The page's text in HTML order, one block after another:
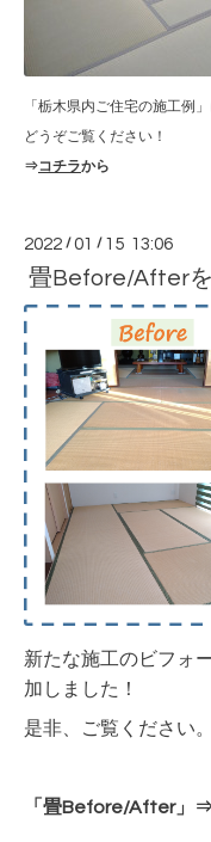
「栃木県内ご住宅の施工例
どうぞご覧ください！
⇒コチラから
2022 /01 / 15 13:06
畳Before/After
新たな施工のビフォ
加しました！
是非、ご覧ください。
「畳Before/After」⇒